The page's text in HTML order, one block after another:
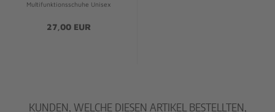
Multifunktionsschuhe Unisex
27,00 EUR
KUNDEN, WELCHE DIESEN ARTIKEL BESTELLTEN,